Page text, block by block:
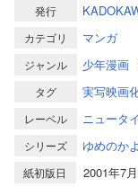
発行
カテゴリ マンガ
ジャンル 少年漫画
タグ 実写映画
レーベル ニュータ
シリーズ ゆめのか
紙初版日
2001年7